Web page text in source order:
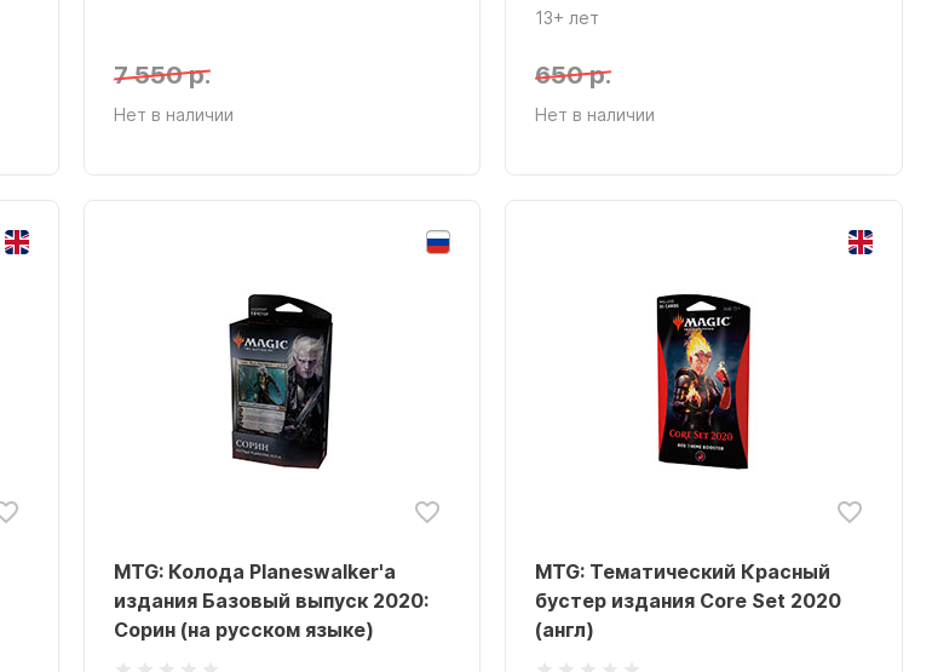
7 550 р.
Нет в наличии
13+ лет
650 р.
Нет в наличии
MTG: Колода Planeswalker'а
издания Базовый выпуск 2020:
Сорин (на русском языке)
MTG: Тематический Красный
бустер издания Core Set 2020
(англ)